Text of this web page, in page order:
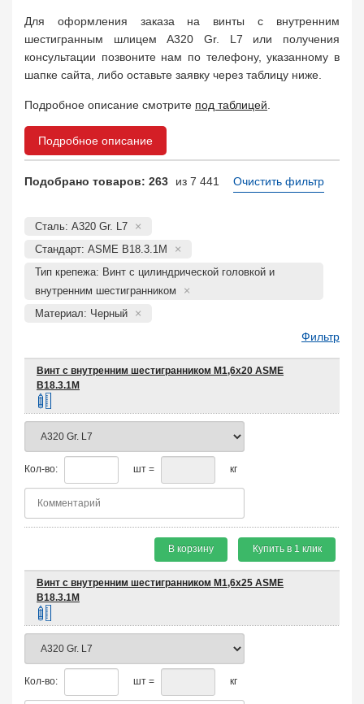
Для оформления заказа на винты с внутренним
шестигранным шлицем A320 Gr. L7 или получения
консультации позвоните нам по телефону, указанному в
шапке сайта, либо оставьте заявку через таблицу ниже.
Подробное описание смотрите под таблицей
Подробное описание
Подобрано товаров: 263 из 7 441 Очистить фильтр
Сталь: A320 Gr. L7
Стандарт: ASME B18.3.1M
Тип крепежа: Винт с цилиндрической головкой и
внутренним шестигранником
Материал: Черный
Фильтр
Винт с внутренним шестигранником М1,6х20 ASME
B18.3.1M
Кол-во: шт = кг
В корзину Купить в 1 клик
Винт с внутренним шестигранником М1,6х25 ASME
B18.3.1M
Кол-во: шт = кг